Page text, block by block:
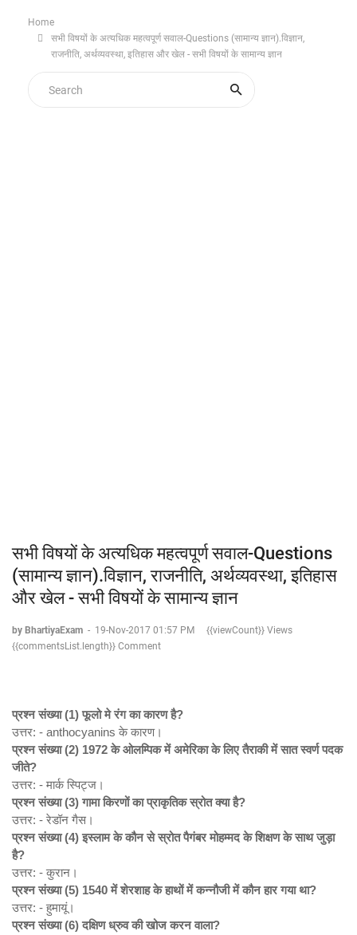
Home
सभी विषयों के अत्यधिक महत्वपूर्ण सवाल-Questions (सामान्य ज्ञान).विज्ञान,
राजनीति, अर्थव्यवस्था, इतिहास और खेल - सभी विषयों के सामान्य ज्ञान
सभी विषयों के अत्यधिक महत्वपूर्ण सवाल-Questions
(सामान्य ज्ञान).विज्ञान, राजनीति, अर्थव्यवस्था, इतिहास
और खेल - सभी विषयों के सामान्य ज्ञान
by BhartiyaExam - 19-Nov-2017 01:57 PM
{{viewCount}} Views
{{commentsList.length}} Comment
प्रश्न संख्या (1) फूलो मे रंग का कारण है?
उत्तर: - anthocyanins के कारण।
प्रश्न संख्या (2) 1972 के ओलम्पिक में अमेरिका के लिए तैराकी में सात स्वर्ण पदक
जीते?
उत्तर: - मार्क स्पिट्ज।
प्रश्न संख्या (3) गामा किरणों का प्राकृतिक स्रोत क्या है?
उत्तर: - रेडॉन गैस।
प्रश्न संख्या (4) इस्लाम के कौन से स्रोत पैगंबर मोहम्मद के शिक्षण के साथ जुड़ा
है?
उत्तर: - कुरान।
प्रश्न संख्या (5) 1540 में शेरशाह के हाथों में कन्नौजी में कौन हार गया था?
उत्तर: - हुमायूं।
प्रश्न संख्या (6) दक्षिण ध्रुव की खोज करन वाला?